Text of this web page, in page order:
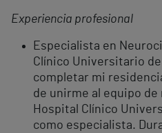
Experiencia profesional
Especialista en
Clínico Universitario de
completar mi
de unirme al equipo de
Hospital Clínico
como especialista.